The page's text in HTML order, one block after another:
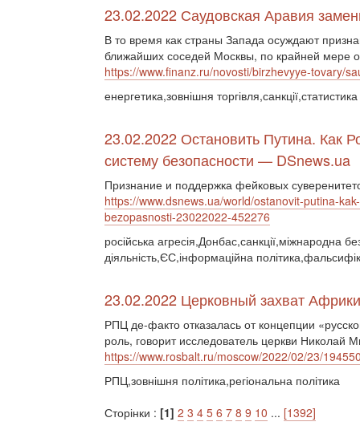
23.02.2022 Саудовская Аравия
В то время как страны Запада осуждают
ближайших соседей Москвы, по крайней мере
https://www.finanz.ru/novosti/birzhevyye-tovary/
енергетика,зовнішня торгівля,санкції,статистика
23.02.2022 Остановить Путина. Как
систему безопасности — DSnews.ua
Признание и поддержка фейковых
https://www.dsnews.ua/world/ostanovit-putina-
bezopasnosti-23022022-452276
російська агресія,Донбас,санкції,міжнародна
діяльність,ЄС,інформаційна
23.02.2022 Церковный захват
РПЦ де-факто отказалась от концепции
роль, говорит исследователь церкви Николай
https://www.rosbalt.ru/moscow/2022/02/23/
РПЦ,зовнішня політика,регіональна політика
Сторінки : [1] 2 3 4 5 6 7 8 9 10 ... [1392]